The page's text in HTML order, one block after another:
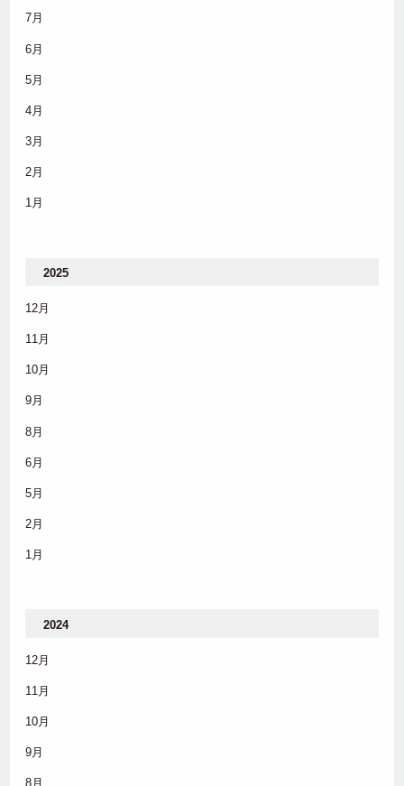
7月
6月
5月
4月
3月
2月
1月
2025
12月
11月
10月
9月
8月
6月
5月
2月
1月
2024
12月
11月
10月
9月
8月